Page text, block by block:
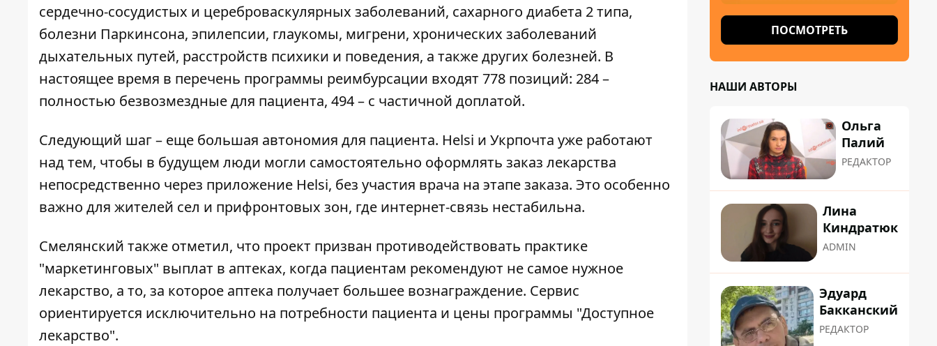
сердечно-сосудистых и цереброваскулярных заболеваний, сахарного диабета 2 типа,
болезни Паркинсона, эпилепсии, глаукомы, мигрени, хронических заболеваний
дыхательных путей, расстройств психики и поведения, а также других болезней. В
настоящее время в перечень программы реимбурсации входят 778 позиций: 284 –
полностью безвозмездные для пациента, 494 – с частичной доплатой.
Следующий шаг – еще большая автономия для пациента. Helsi и Укрпочта уже работают
над тем, чтобы в будущем люди могли самостоятельно оформлять заказ лекарства
непосредственно через приложение Helsi, без участия врача на этапе заказа. Это особенно
важно для жителей сел и прифронтовых зон, где интернет-связь нестабильна.
Смелянский также отметил, что проект призван противодействовать практике
"маркетинговых" выплат в аптеках, когда пациентам рекомендуют не самое нужное
лекарство, а то, за которое аптека получает большее вознаграждение. Сервис
ориентируется исключительно на потребности пациента и цены программы "Доступное
лекарство".
ПОСМОТРЕТЬ
НАШИ АВТОРЫ
Ольга
Палий
РЕДАКТОР
Лина
Киндратюк
ADMIN
Эдуард
Бакканский
РЕДАКТОР